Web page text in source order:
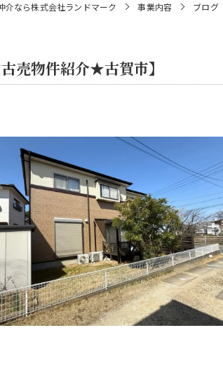
介なら株式会社ランドマーク 事業内容 ブログ
売物件紹介★古賀市】